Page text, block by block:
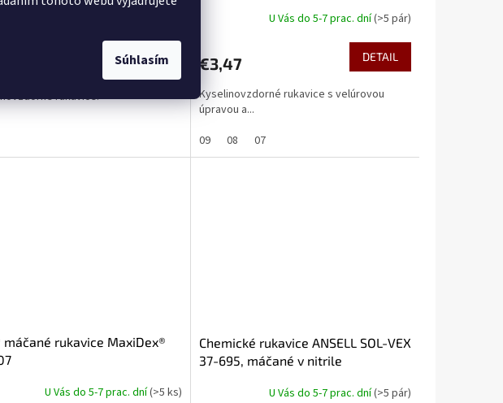
Súhlasím
Do košíka
rukavice.
U Vás do 5-7 prac. dní(>5 pár)
€3,47 DETAIL
Kyselinovzdorné rukavice s velúrovou
úpravou a...
09
08 07
máčané rukavice MaxiDex®
U Vás do 5-7 prac. dní(>5 ks)
Chemické rukavice ANSELL SOL-VEX
37-695, máčané v nitrile
U Vás do 5-7 prac. dní(>5 pár)